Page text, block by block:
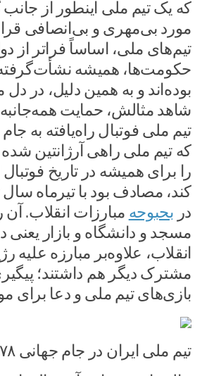
که یک تیم ملی اینطور از
مورد بی‌مهری و بی‌انصافی
تیم‌های ملی، اساساً فراتر از
حکومت‌ها، همیشه
بوده‌اند و به همین دلیل، در دل
شاهد مثالش، حمایت همه‌جانبه
تیم ملی فوتبال راه‌یافته به
را برای همیشه در تاریخ فوتبال
در بحبوحه مبارزات انقلاب. آن
مسجد و دانشگاه و بازار یعنی
انقلاب،‌ علاوه‌بر مبارزه علیه
مشترک دیگر هم داشتند؛‌
بازی‌های تیم ملی و دعا برای
تیم ملی ایران در جام جهانی ۱۹۷۸